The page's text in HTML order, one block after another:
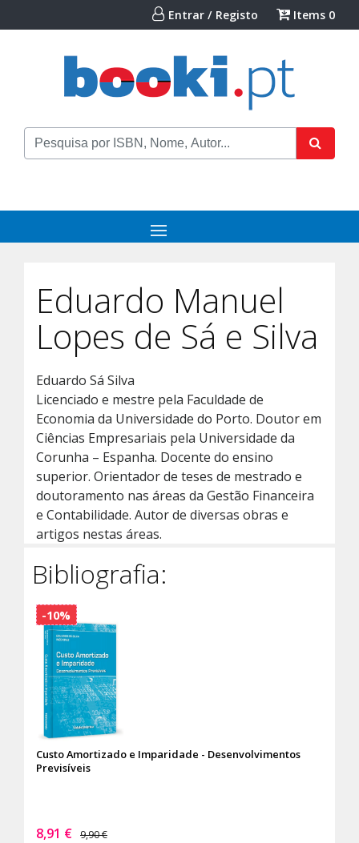
Entrar / Registo Items 0
Eduardo Manuel
Lopes de Sá e Silva
Eduardo Sá Silva
Licenciado e mestre pela Faculdade de
Economia da Universidade do Porto. Doutor em
Ciências Empresariais pela Universidade da
Corunha – Espanha. Docente do ensino
superior. Orientador de teses de mestrado e
doutoramento nas áreas da Gestão Financeira
e Contabilidade. Autor de diversas obras e
artigos nestas áreas.
Bibliografia:
Custo Amortizado e Imparidade - Desenvolvimentos
Previsíveis
8,91 € 9,90 €
-10%